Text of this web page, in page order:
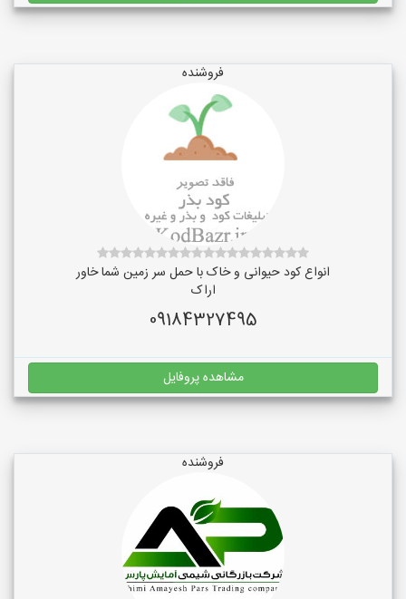
فروشنده
انواع کود حیوانی و خاک با حمل سر زمین شما خاور
اراک
09184327495
مشاهده پروفایل
فروشنده